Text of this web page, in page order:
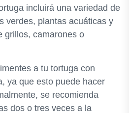
incluirá una variedad de
verdes, plantas acuáticas y
grillos, camarones o
a tu tortuga con
ya que esto puede hacer
se recomienda
dos o tres veces a la